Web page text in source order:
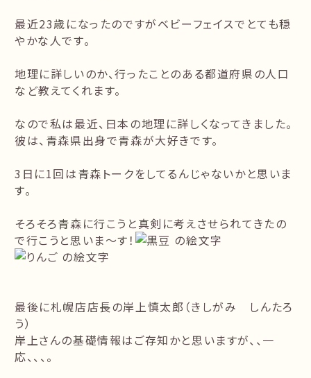
最近23歳になったのですがベビーフェイスでとても穏
やかな人です。
地理に詳しいのか、行ったことのある都道府県の人口
など教えてくれます。
なので私は最近、日本の地理に詳しくなってきました。
彼は、青森県出身で青森が大好きです。
3日に1回は青森トークをしてるんじゃないかと思いま
す。
そろそろ青森に行こうと真剣に考えさせられてきたの
で行こうと思いま～す！
最後に札幌店店長の岸上慎太郎（きしがみ しんたろ
う）
岸上さんの基礎情報はご存知かと思いますが、、一
応、、、。